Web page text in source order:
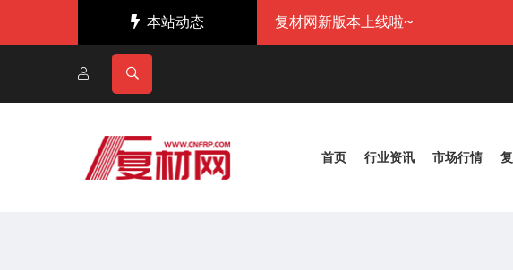
本站动态 复材网新版本上线啦~
首页 行业资讯 市场行情